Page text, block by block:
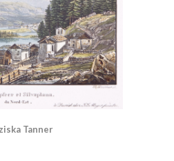
Tanner